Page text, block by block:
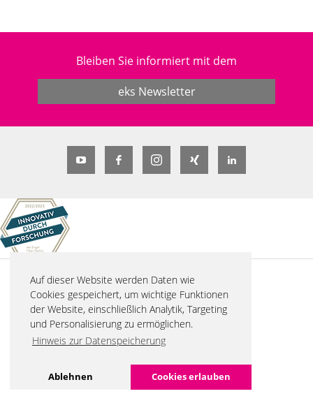
Auf dieser Website werden Daten wie
Cookies gespeichert, um wichtige Funktionen
der Website, einschließlich Analytik, Targeting
und Personalisierung zu ermöglichen.
Hinweis zur Datenspeicherung
Ablehnen Cookies erlauben
Bleiben Sie informiert mit dem
eks Newsletter
© 2026 eks Engel FOS GmbH & Co. KG
Schützenstraße 2
57482 Wenden-Hillmicke
Tel. +49 2762 9313-600
info(at)eks-engel.de
Impressum Datenschutz Sitemap